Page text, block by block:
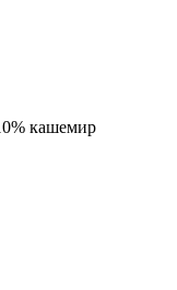
кашемир